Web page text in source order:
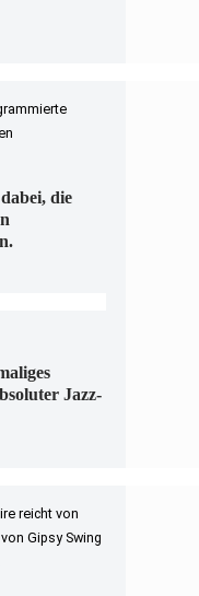
die
Jazz-
reicht von
Gipsy Swing